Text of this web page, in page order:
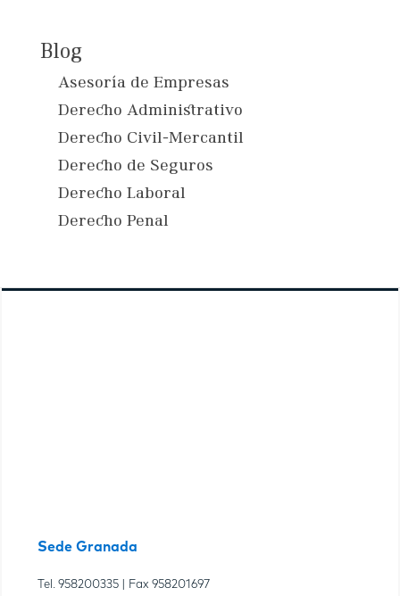
Blog
Asesoría de Empresas
Derecho Administrativo
Derecho Civil-Mercantil
Derecho de Seguros
Derecho Laboral
Derecho Penal
Sede Granada
Tel. 958200335 | Fax 958201697